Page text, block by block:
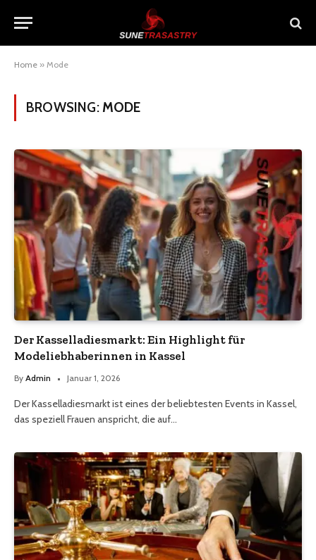
Home » Mode
BROWSING: MODE
Der Kasselladiesmarkt: Ein Highlight für
Modeliebhaberinnen in Kassel
By Admin Januar 1, 2026
Der Kasselladiesmarkt ist eines der beliebtesten Events in Kassel,
das speziell Frauen anspricht, die auf…